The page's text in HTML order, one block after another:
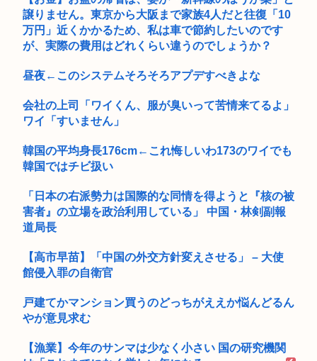
譲りません。東京から大阪まで家族4人だと往復「10
万円」近くかかるため、私は車で節約したいのです
が、実際の費用はどれくらい違うのでしょうか？
昼夜←このシステムそろそろアプデすべきよな
会社の上司「ワイくん、服が臭いって苦情来てるよ」
ワイ「すいません」
韓国の平均身長176cm←これ悔しいわ173のワイでも
韓国ではチビ扱い
「日本の右派勢力は国際的な同情を得ようと『核の被
害者』の立場を政治利用している」 中国・林剣副報
道局長
【高市早苗】「中国の外交方針変えさせる」 – 大使
館侵入罪の自衛官
戸建てかマンション買うのどっちがええか悩んどるん
やが意見求む
【漁業】今年のサンマは少なく小さい 国の研究機関